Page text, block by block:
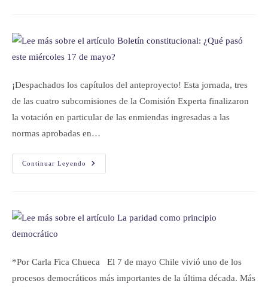
¡Despachados los capítulos del anteproyecto! Esta jornada, tres
de las cuatro subcomisiones de la Comisión Experta finalizaron
la votación en particular de las enmiendas ingresadas a las
normas aprobadas en…
Continuar Leyendo
*Por Carla Fica Chueca El 7 de mayo Chile vivió uno de los
procesos democráticos más importantes de la última década. Más